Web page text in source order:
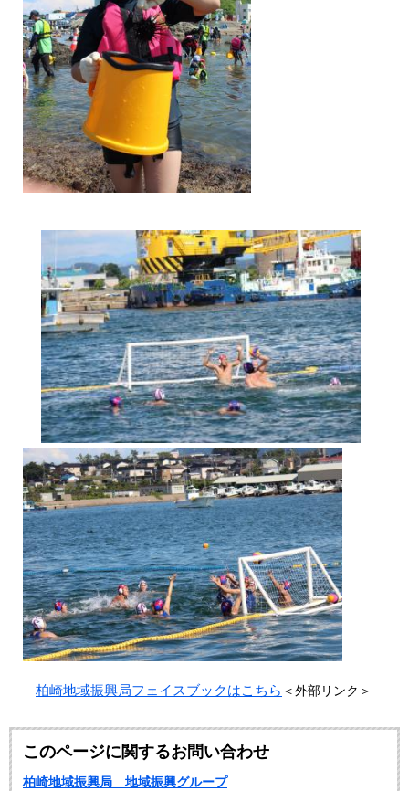
柏崎地域振興局フェイスブックはこちら ＜外部リンク＞
このページに関するお問い合わせ
柏崎地域振興局 地域振興グループ